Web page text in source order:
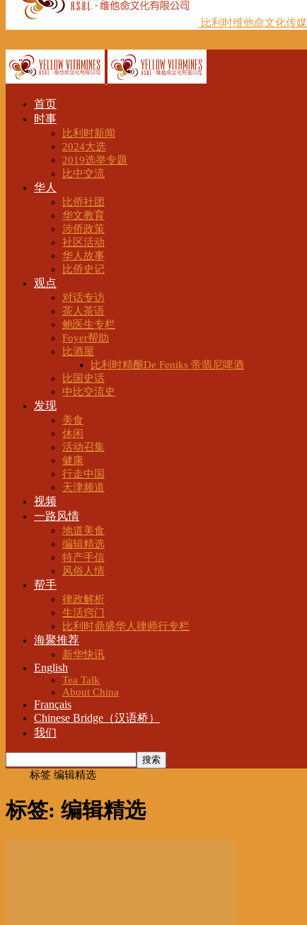
比利时维他命文化传媒
首页
时事
比利时新闻
2024大选
2019选举专题
比中交流
华人
比侨社团
华文教育
涉侨政策
社区活动
华人故事
比侨史记
观点
对话专访
茶人茶语
鲍医生专栏
Foyer帮助
比酒屋
比利时精酿De Feniks 帝翡尼啤酒
比国史话
中比交流史
发现
美食
休闲
活动召集
健康
行走中国
天津频道
视频
一路风情
地道美食
编辑精选
特产手信
风俗人情
帮手
律政解析
生活窍门
比利时鼎盛华人律师行专栏
海聚推荐
新华快讯
English
Tea Talk
About China
Français
Chinese Bridge（汉语桥）
我们
标签 编辑精选
标签: 编辑精选